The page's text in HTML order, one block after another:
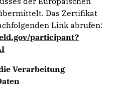
Das Zertifikat
Link abrufen:
participant?
Verarbeitung